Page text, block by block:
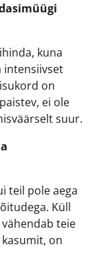
kuna
intensiivset
on
ei ole
suur.
teil pole aega
Küll
teie
on